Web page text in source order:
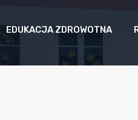
EDUKACJA ZDROWOTNA